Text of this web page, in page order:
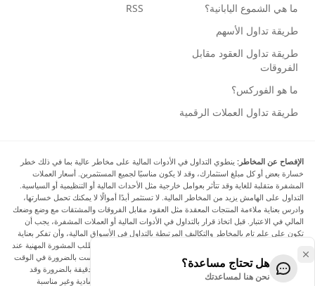
ما هي الشموع اليابانية؟
طريقة تداول الأسهم
طريقة تداول العقود مقابل
الفروقات
ما هو الفوركس؟
طريقة تداول العملات الرقمية
RSS
الإفصاح عن المخاطر: ينطوي التداول في الأدوات المالية على مخاطر عالية بما في ذلك خطر
خسارة بعض أو كل مبلغ استثمارك، وقد لا يكون مناسبًا لجميع المستثمرين. أسعار العملات
المشفرة متقلبة للغاية وقد تتأثر بعوامل خارجية مثل الأحداث المالية أو التنظيمية أو السياسية.
التداول على الهامش يزيد من المخاطر المالية. لا تستثمر أبدًا أموالًا لا يمكنك تحمل خسارتها،
وادرس بعناية ملاءمة المنتجات المعقدة مثل العقود مقابل الفروقات والمشتقات مع وضع وضعك
المالي في الاعتبار. قبل اتخاذ قرار بالتداول في الأدوات المالية أو العملات المشفرة، يجب أن
تكون على علم تام بالمخاطر والتكاليف المرتبطة بالتداول في الأسواق المالية، وأن تفكر بعناية
في أهدافك الاستثمارية ومستوى خبرتك ورغبتك في المخاطرة، وأن تطلب المشورة المهنية عند
الحاجة. تود Arincen أن تذكرك بأن البيانات الواردة في هذا الموقع ليست بالضرورة في الوقت
الفعلي وليست دقيقة. البيانات والأسعار الموجودة على الموقع ليست دقيقة بالضرورة وقد
تختلف عن السعر الفعلي في أي سوق معينة، مما يعني أن الأسعار إرشادية وغير مناسبة
هل تحتاج مساعدة؟
نحن هنا لمساعدتك